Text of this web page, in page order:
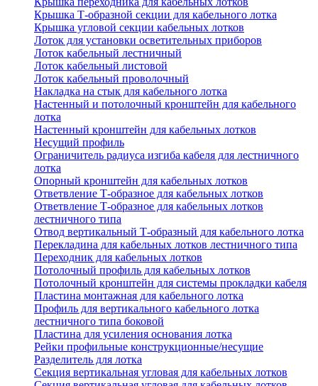
Крышка Т-образной секции для кабельного лотка
Крышка угловой секции кабельных лотков
Лоток для установки осветительных приборов
Лоток кабельный лестничный
Лоток кабельный листовой
Лоток кабельный проволочный
Накладка на стык для кабельного лотка
Настенный и потолочный кронштейн для кабельного
лотка
Настенный кронштейн для кабельных лотков
Несущий профиль
Ограничитель радиуса изгиба кабеля для лестничного
лотка
Опорный кронштейн для кабельных лотков
Ответвление Т-образное для кабельных лотков
Ответвление Т-образное для кабельных лотков
лестничного типа
Отвод вертикальный Т-образный для кабельного лотка
Перекладина для кабельных лотков лестничного типа
Переходник для кабельных лотков
Потолочный профиль для кабельных лотков
Потолочный кронштейн для системы прокладки кабеля
Пластина монтажная для кабельного лотка
Профиль для вертикального кабельного лотка
лестничного типа боковой
Пластина для усиления основания лотка
Рейки профильные конструкционные/несущие
Разделитель для лотка
Секция вертикальная угловая для кабельных лотков